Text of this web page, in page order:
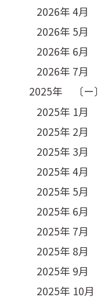
2026年 4月
2026年 5月
2026年 6月
2026年 7月
2025年 〔ー〕
2025年 1月
2025年 2月
2025年 3月
2025年 4月
2025年 5月
2025年 6月
2025年 7月
2025年 8月
2025年 9月
2025年 10月